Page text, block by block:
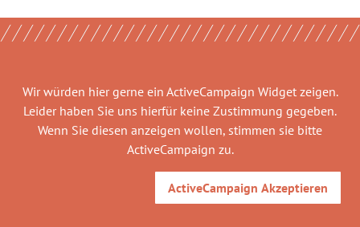
Wir würden hier gerne ein ActiveCampaign Widgetzeigen.
Leider haben Sie uns hierfür keine Zustimmung gegeben.
Wenn Sie diesen anzeigen wollen, stimmen sie bitte
ActiveCampaign zu.
ActiveCampaign Akzeptieren